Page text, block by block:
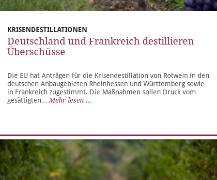
KRISENDESTILLATIONEN
Deutschland und Frankreich destillieren
Überschüsse
Die EU hat Anträgen für die Krisendestillation von Rotwein in den
deutschen Anbaugebieten Rheinhessen und Württemberg sowie
in Frankreich zugestimmt. Die Maßnahmen sollen Druck vom
gesättigten... Mehr lesen ...